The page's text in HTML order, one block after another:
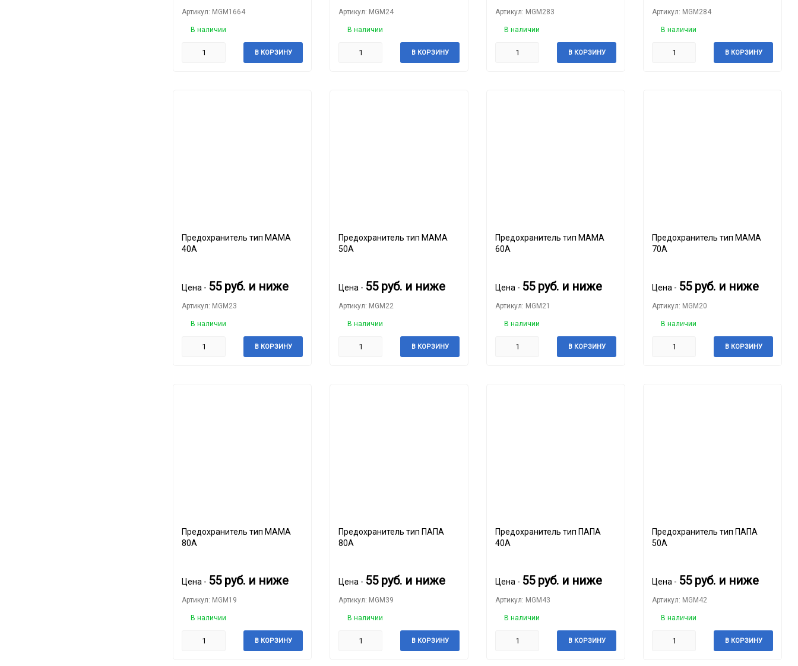
Артикул: MGM1664
В наличии
В КОРЗИНУ
Артикул: MGM24
В наличии
В КОРЗИНУ
Артикул: MGM283
В наличии
В КОРЗИНУ
Артикул: MGM284
В наличии
В КОРЗИНУ
Предохранитель тип MAMA
40A
Цена - 55 руб. и ниже
Артикул: MGM23
В наличии
В КОРЗИНУ
Предохранитель тип MAMA
50A
Цена - 55 руб. и ниже
Артикул: MGM22
В наличии
В КОРЗИНУ
Предохранитель тип MAMA
60A
Цена - 55 руб. и ниже
Артикул: MGM21
В наличии
В КОРЗИНУ
Предохранитель тип MAMA
70A
Цена - 55 руб. и ниже
Артикул: MGM20
В наличии
В КОРЗИНУ
Предохранитель тип MAMA
80A
Цена - 55 руб. и ниже
Артикул: MGM19
В наличии
В КОРЗИНУ
Предохранитель тип ПАПА
80A
Цена - 55 руб. и ниже
Артикул: MGM39
В наличии
В КОРЗИНУ
Предохранитель тип ПАПА
40A
Цена - 55 руб. и ниже
Артикул: MGM43
В наличии
В КОРЗИНУ
Предохранитель тип ПАПА
50A
Цена - 55 руб. и ниже
Артикул: MGM42
В наличии
В КОРЗИНУ